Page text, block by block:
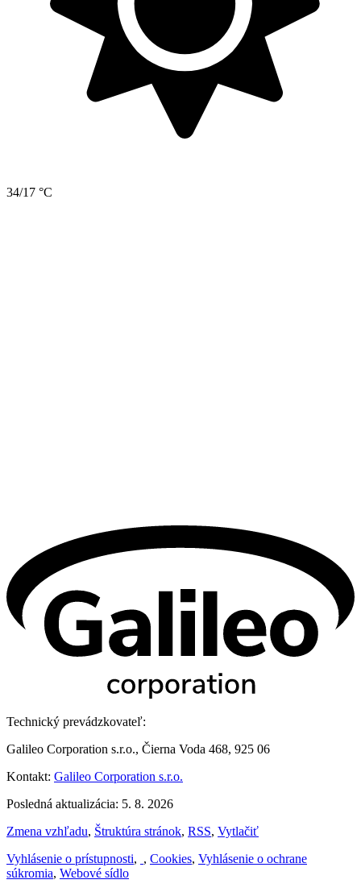
34/17 °C
Technický prevádzkovateľ:
Galileo Corporation s.r.o., Čierna Voda 468, 925 06
Kontakt: Galileo Corporation s.r.o.
Posledná aktualizácia: 5. 8. 2026
Zmena vzhľadu, Štruktúra stránok, RSS, Vytlačiť
Vyhlásenie o prístupnosti, , Cookies, Vyhlásenie o ochrane
súkromia, Webové sídlo